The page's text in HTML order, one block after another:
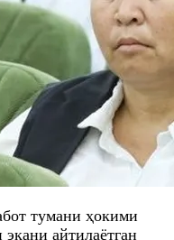
тумани ҳокими
айтилаётган